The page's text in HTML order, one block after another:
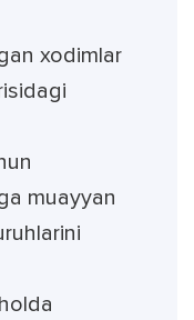
xodimlar
muayyan